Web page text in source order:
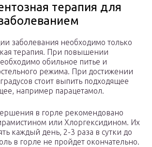
терапия для
заболевания необходимо только
терапия. При повышении
обильное питье и
режима. При достижении
стоит выпить подходящее
например парацетамол.
в горле рекомендовано
или Хлоргексидином. Их
каждый день, 2-3 раза в сутки до
в горле не пройдет окончательно.